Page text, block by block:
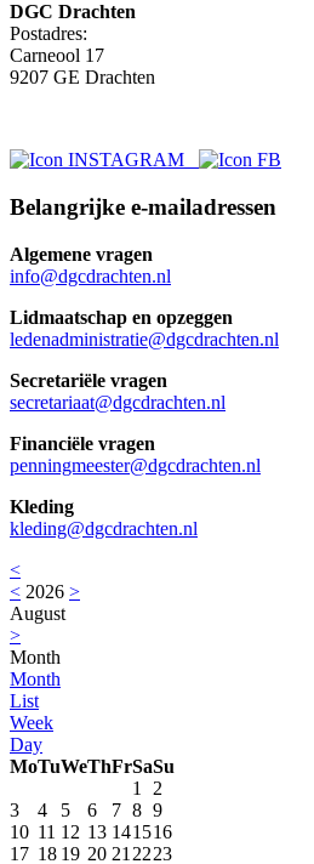
DGC Drachten
Postadres:
Carneool 17
9207 GE Drachten
Belangrijke e-mailadressen
Algemene vragen
info@dgcdrachten.nl
Lidmaatschap en opzeggen
ledenadministratie@dgcdrachten.nl
Secretariële vragen
secretariaat@dgcdrachten.nl
Financiële vragen
penningmeester@dgcdrachten.nl
Kleding
kleding@dgcdrachten.nl
<
< 2026 >
August
>
Month
Month
List
Week
Day
MoTuWeThFrSaSu
1
2
3
4 5 6 7 8 9
10 11 12 13 141516
17 18 19 20 21 2223